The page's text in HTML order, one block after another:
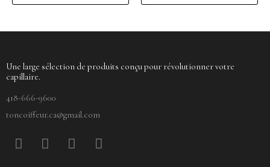
Une large sélection de produits conçu pour révolutionner votre
capillaire.
418-666-9600
toncoiffeur.ca@gmail.com
F
a
P
i
Y
o
I
n